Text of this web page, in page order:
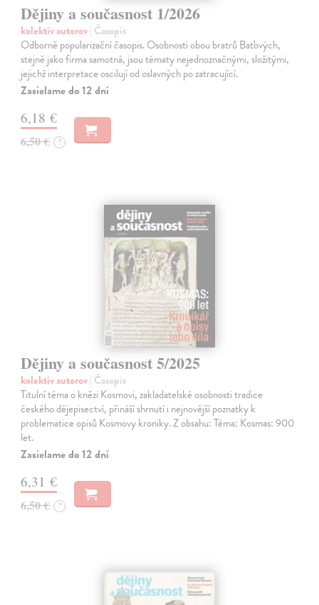
Dějiny a současnost 1/2026
kolektív autorov| Časopis
Odborně popularizační časopis. Osobnosti obou bratrů Baťových,
stejně jako firma samotná, jsou tématy nejednoznačnými, složitými,
jejichž interpretace oscilují od oslavných po zatracující.
Zasielame do 12 dní
6,18 €
6,50 € ?
Dějiny a současnost 5/2025
kolektív autorov| Časopis
Titulní téma o knězi Kosmovi, zakladatelské osobnosti tradice
českého dějepisectví, přináší shrnutí i nejnovější poznatky k
problematice opisů Kosmovy kroniky. Z obsahu: Téma: Kosmas: 900
let.
Zasielame do 12 dní
6,31 €
6,50 € ?